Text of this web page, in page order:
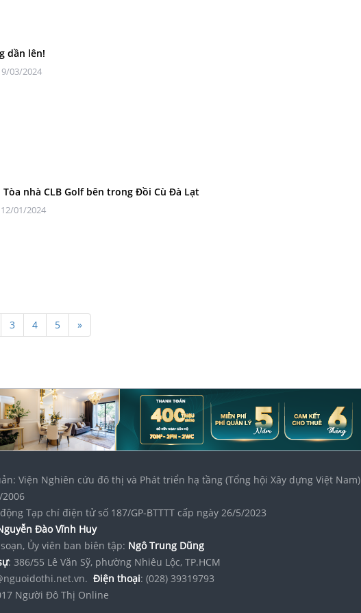
dần lên!
03/2024
nhà CLB Golf bên trong Đồi Cù Đà Lạt
01/2024
3 4 5 »
Viện Nghiên cứu đô thị và Phát triển hạ tầng (Tổng hội Xây dựng Việt Nam)
Tạp chí điện tử số 187/GP-BTTTT cấp ngày 26/5/2023
Đào Vĩnh Huy
Ủy viên ban biên tập: Ngô Trung Dũng
: 386/55 Lê Văn Sỹ, phường Nhiêu Lộc, TP.HCM
Điện thoại: (028) 39319793
Người Đô Thị Online